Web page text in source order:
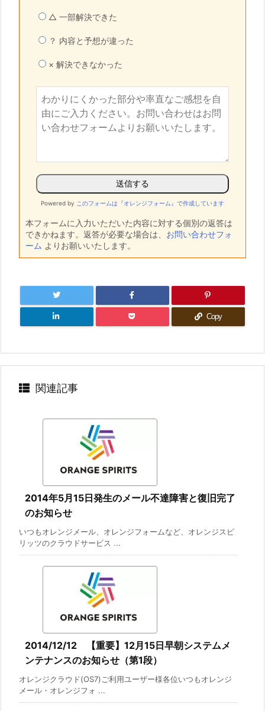
△ 一部解決できた
？ 内容と予想が違った
× 解決できなかった
Powered by このフォームは『オレンジフォーム』で作成しています
本フォームに入力いただいた内容に対する個別の返答は
できかねます。返答が必要な場合は、 お問い合わせフォ
ーム よりお願いいたします。
Copy
関連記事
2014年5月15日発生のメール不達障害と復旧完了
のお知らせ
いつもオレンジメール、オレンジフォームなど、オレンジスピ
リッツのクラウドサービス ...
2014/12/12 【重要】12月15日早朝システムメ
ンテナンスのお知らせ（第1段）
オレンジクラウド(OS7)ご利用ユーザー様各位いつもオレンジ
メール・オレンジフォ ...